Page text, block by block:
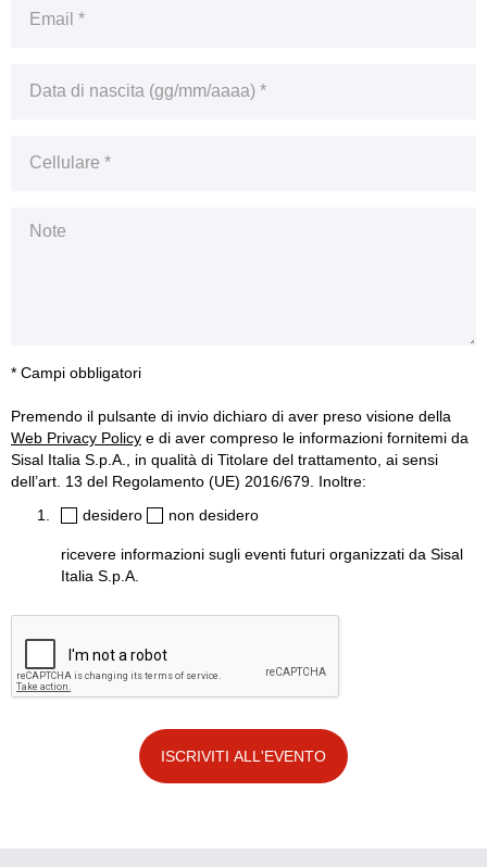
* Campi obbligatori
Premendo il pulsante di invio dichiaro di aver preso visione della
Web Privacy Policy e di aver compreso le informazioni fornitemi da
Sisal Italia S.p.A., in qualità di Titolare del trattamento, ai sensi
dell’art. 13 del Regolamento (UE) 2016/679. Inoltre:
desidero
non desidero
ricevere informazioni sugli eventi futuri organizzati da Sisal
Italia S.p.A.
ISCRIVITI ALL'EVENTO